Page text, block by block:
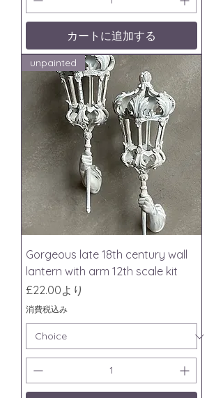
カートに追加する
unpainted
Gorgeous late 18th century wall
lantern with arm 12th scale kit
£22.00より
セール価格
消費税込み